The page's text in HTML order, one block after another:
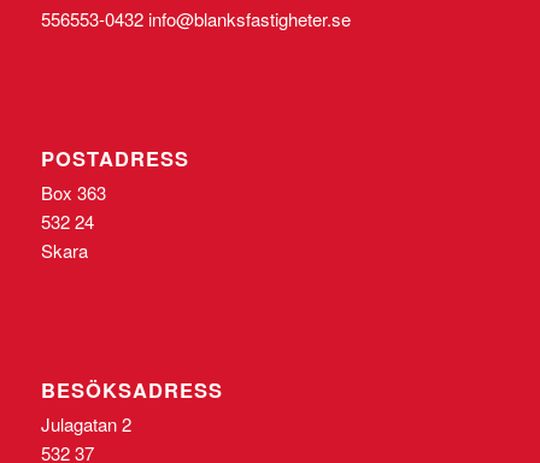
556553-0432 info@blanksfastigheter.se
POSTADRESS
Box 363
532 24
Skara
BESÖKSADRESS
Julagatan 2
532 37